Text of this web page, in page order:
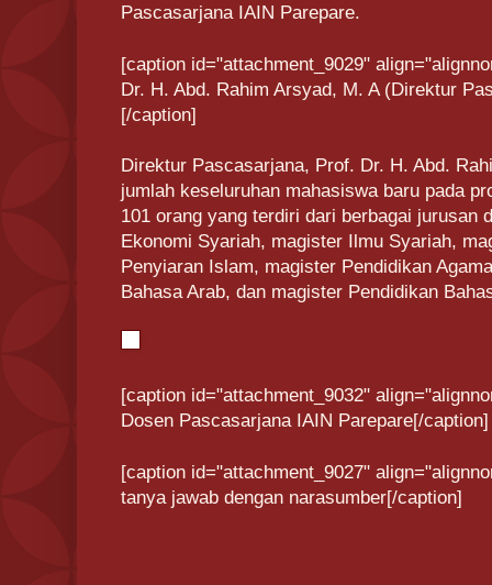
Pascasarjana IAIN Parepare.
[caption id="attachment_9029"
Dr. H. Abd. Rahim Arsyad, M. A (Direktur
[/caption]
Direktur Pascasarjana, Prof. Dr. H. Abd.
jumlah keseluruhan mahasiswa baru pada
101 orang yang terdiri dari berbagai jurusan
Ekonomi Syariah, magister Ilmu Syariah,
Penyiaran Islam, magister Pendidikan
Bahasa Arab, dan magister Pendidikan
[caption id="attachment_9032"
Dosen Pascasarjana IAIN Parepare[/caption]
[caption id="attachment_9027"
tanya jawab dengan narasumber[/caption]